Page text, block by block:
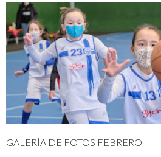
GALERÍA DE FOTOS FEBRERO